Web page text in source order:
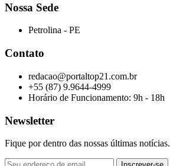
Nossa Sede
Petrolina - PE
Contato
redacao@portaltop21.com.br
+55 (87) 9.9644-4999
Horário de Funcionamento: 9h - 18h
Newsletter
Fique por dentro das nossas últimas notícias.